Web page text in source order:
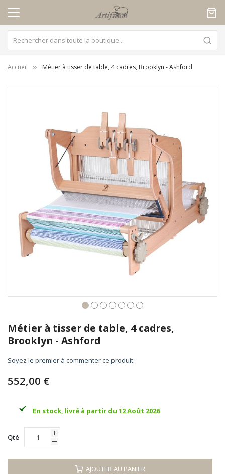
Accueil Métier à tisser de table, 4 cadres, Brooklyn - Ashford
to
the
beginning
the
gallery
Métier à tisser de table, 4 cadres,
Brooklyn - Ashford
Soyez le premier à commenter ce produit
552,00 €
En stock, livré à partir du 12 Août 2026
Qté
AJOUTER AU PANIER